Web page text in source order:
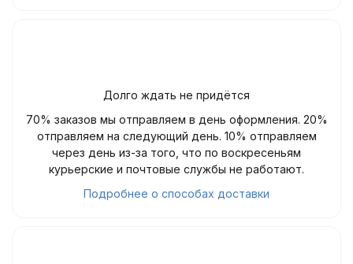
Долго ждать не придётся
70% заказов мы отправляем в день оформления. 20%
отправляем на следующий день. 10% отправляем
через день из-за того, что по воскресеньям
курьерские и почтовые службы не работают.
Подробнее о способах доставки